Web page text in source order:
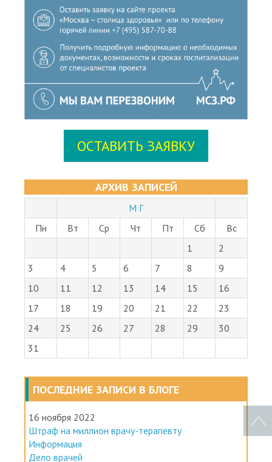
ОСТАВИТЬ ЗАЯВКУ
АРХИВ ЗАПИСЕЙ
М Г
Пн
Вт Ср Чт Пт Сб
Вс
1
2
3
4 5 6 7 8
9
10
11 12 13 14 15
16
17
18 19 20 21 22
23
24
25 26 27 28 29
30
31
ПОСЛЕДНИЕ ЗАПИСИ В БЛОГЕ
16 ноября 2022
Штраф на миллион врачу-терапевту
Информация
Дело врачей